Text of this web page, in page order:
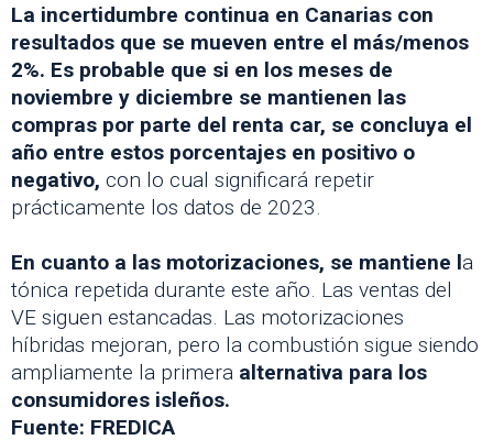
La incertidumbre continua en Canarias con
resultados que se mueven entre el más/menos
2%. Es probable que si en los meses de
noviembre y diciembre se mantienen las
compras por parte del renta car, se concluya el
año entre estos porcentajes en positivo o
negativo, con lo cual significará repetir
prácticamente los datos de 2023.
En cuanto a las motorizaciones, se mantiene la
tónica repetida durante este año. Las ventas del
VE siguen estancadas. Las motorizaciones
híbridas mejoran, pero la combustión sigue siendo
ampliamente la primera alternativa para los
consumidores isleños.
Fuente: FREDICA